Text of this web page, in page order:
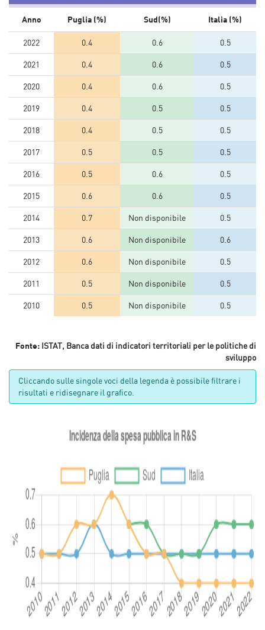
Anno Puglia (%) Sud(%) Italia (%)
2022 0.4 0.6 0.5
2021 0.4 0.6 0.5
2020 0.4 0.6 0.5
2019 0.4 0.5 0.5
2018 0.4 0.5 0.5
2017 0.5 0.5 0.5
2016 0.5 0.6 0.5
2015 0.6 0.6 0.5
2014 0.7 Non disponibile 0.5
2013 0.6 Non disponibile 0.6
2012 0.6 Non disponibile 0.5
2011 0.5 Non disponibile 0.5
2010 0.5 Non disponibile 0.5
Fonte: ISTAT, Banca dati di indicatori territoriali per le politiche di
sviluppo
Cliccando sulle singole voci della legenda è possibile filtrare i
risultati e ridisegnare il grafico.